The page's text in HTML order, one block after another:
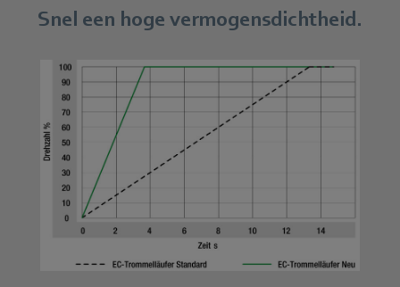
Snel een hoge vermogensdichtheid.